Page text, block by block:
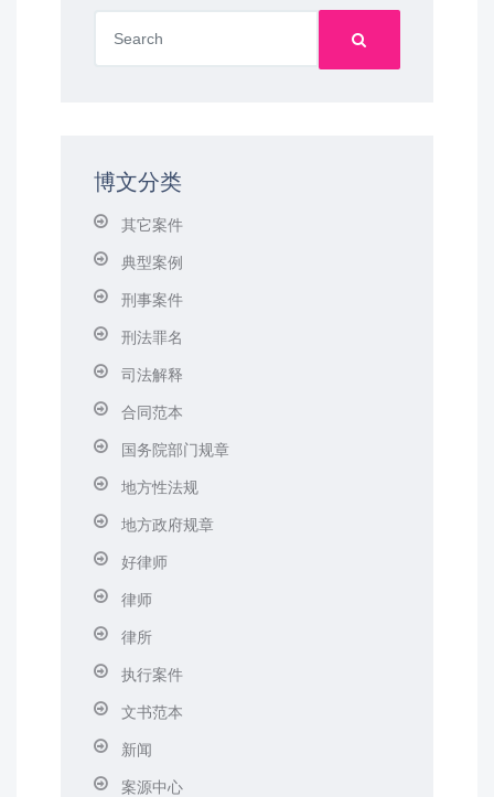
博文分类
其它案件
典型案例
刑事案件
刑法罪名
司法解释
合同范本
国务院部门规章
地方性法规
地方政府规章
好律师
律师
律所
执行案件
文书范本
新闻
案源中心